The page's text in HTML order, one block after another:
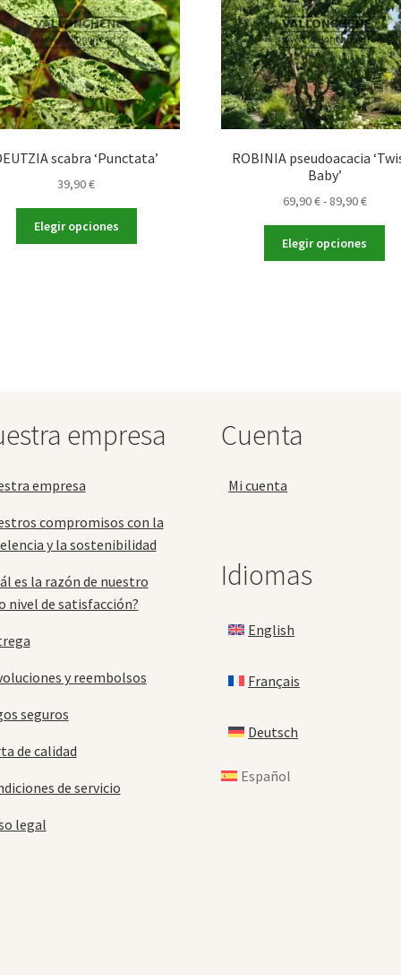
scabra ‘Punctata’
39,90€
Elegir opciones
la
ROBINIA pseudoacacia
Baby’
69,90€- 89,90€Rango
desde
Elegir opciones
empresa
empresa
compromisos con la
y la sostenibilidad
es la razón de nuestro
nivel de satisfacción?
y reembolsos
seguros
de calidad
de servicio
legal
Cuenta
Mi cuenta
Idiomas
English
Français
Deutsch
Español